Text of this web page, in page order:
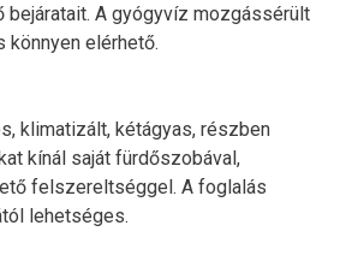
bejáratait. A gyógyvíz mozgássérült
könnyen elérhető.
klimatizált, kétágyas, részben
kínál saját fürdőszobával,
felszereltséggel. A foglalás
lehetséges.